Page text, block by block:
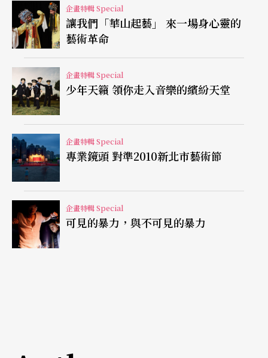
已多次來台演出的瓦薩里，不論是以鋼琴演奏家的
身分，還是以指揮家的身分，對於台灣愛樂者來說
都不陌生。一直以音樂神童之姿活躍於鋼琴舞台的
他，曾受教於杜赫南宜，並擔任過高大宜（Zoltán
Kodály）的助教，一生深受這兩位大師的影響，在
鋼琴與指揮領域上均獲得相當崇高的讚譽。這些成
就不僅令他於二次大戰時獲得英國伊麗莎白女皇受
勳並親自去信蘇聯救援而免於一死，並於二○一二
年九月獲得聯合國教科文組織特頒予「莫札特金質
獎章」，以彰顯大師之藝術成就，使他成為繼大提
琴大師羅斯托洛波維奇之後，第二位獲得該獎項的
音樂家。
企畫特輯 Special
讓我們「華山起藝」 來一場身心靈的
藝術革命
企畫特輯 Special
少年天籟 領你走入音樂的繽紛天堂
企畫特輯 Special
專業鏡頭 對準2010新北市藝術節
企畫特輯 Special
可見的暴力，與不可見的暴力